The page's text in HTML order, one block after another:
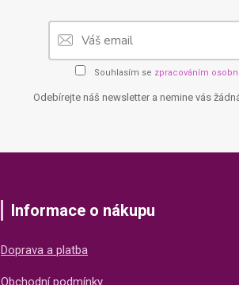
Souhlasím se zpracováním
Odebírejte náš newsletter a nemine vás
Informace o nákupu
Doprava a platba
Obchodní podmínky